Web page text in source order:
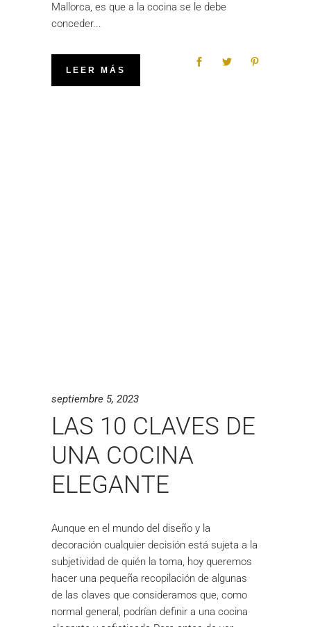
Mallorca, es que a la cocina se le debe
conceder
LEER MÁS
septiembre 5, 2023
LAS 10 CLAVES DE
UNA COCINA
ELEGANTE
Aunque en el mundo del diseño y la
decoración cualquier decisión está sujeta a la
subjetividad de quién la toma, hoy queremos
hacer una pequeña recopilación de algunas
de las claves que consideramos que, como
normal general, podrían definir a una cocina